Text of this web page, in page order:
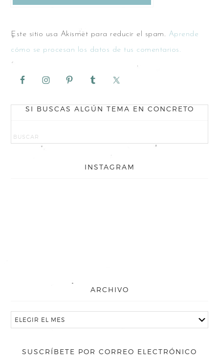
Este sitio usa Akismet para reducir el spam. Aprende
cómo se procesan los datos de tus comentarios.
SI BUSCAS ALGÚN TEMA EN CONCRETO
INSTAGRAM
ARCHIVO
SUSCRÍBETE POR CORREO ELECTRÓNICO